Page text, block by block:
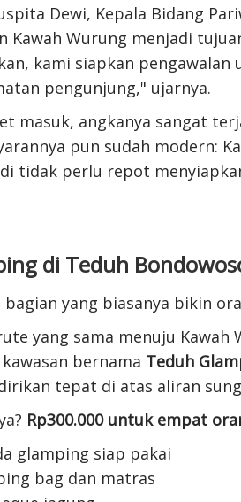
Dewi, Kepala Bidang
Kawah Wurung menjadi
kami siapkan
pengunjung," ujarnya.
masuk, angkanya sangat
pun sudah modern:
tidak perlu repot
di Teduh
bagian yang biasanya bikin
yang sama menuju
bernama Teduh
tepat di atas aliran
Rp300.000 untuk empat
glamping siap pakai
bag dan matras